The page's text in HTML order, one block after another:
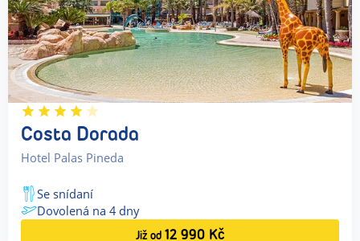
Costa Dorada
Hotel Palas Pineda
Se snídaní
Dovolená na 4 dny
Již od 12 990 Kč